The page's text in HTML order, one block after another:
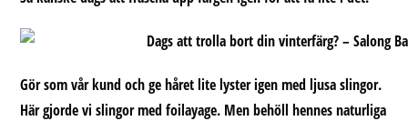
Gör som vår kund och ge håret lite lyster igen med ljusa slingor.
Här gjorde vi slingor med foilayage. Men behöll hennes naturliga